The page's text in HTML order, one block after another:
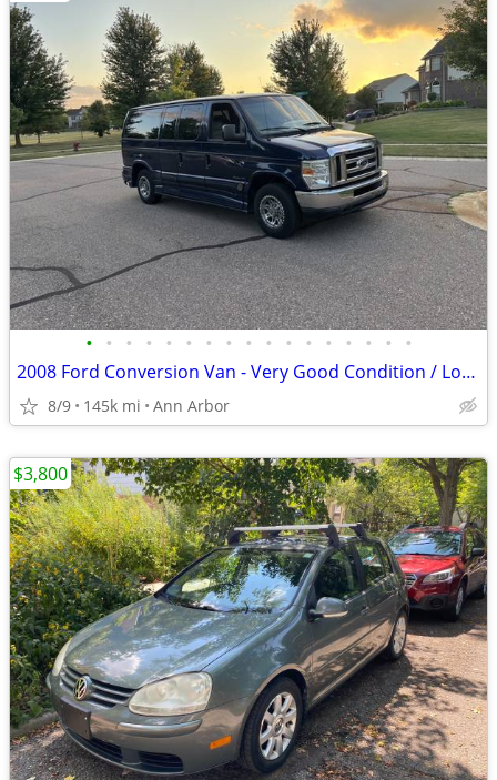
• • • • • • • • • • • • • • • • •
2008 Ford Conversion Van - Very Good Condition / Loaded - 144k Miles
8/9 145k mi Ann Arbor
$3,800